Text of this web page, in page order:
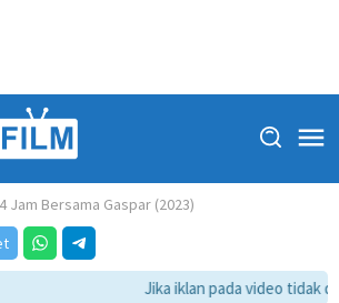
Jam Bersama Gaspar (2023)
Jika iklan pada video tidak